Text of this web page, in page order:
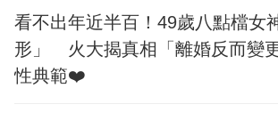
看不出年近半百！49歲八點檔女
形」 火大揭真相「離婚反而變
性典範❤️